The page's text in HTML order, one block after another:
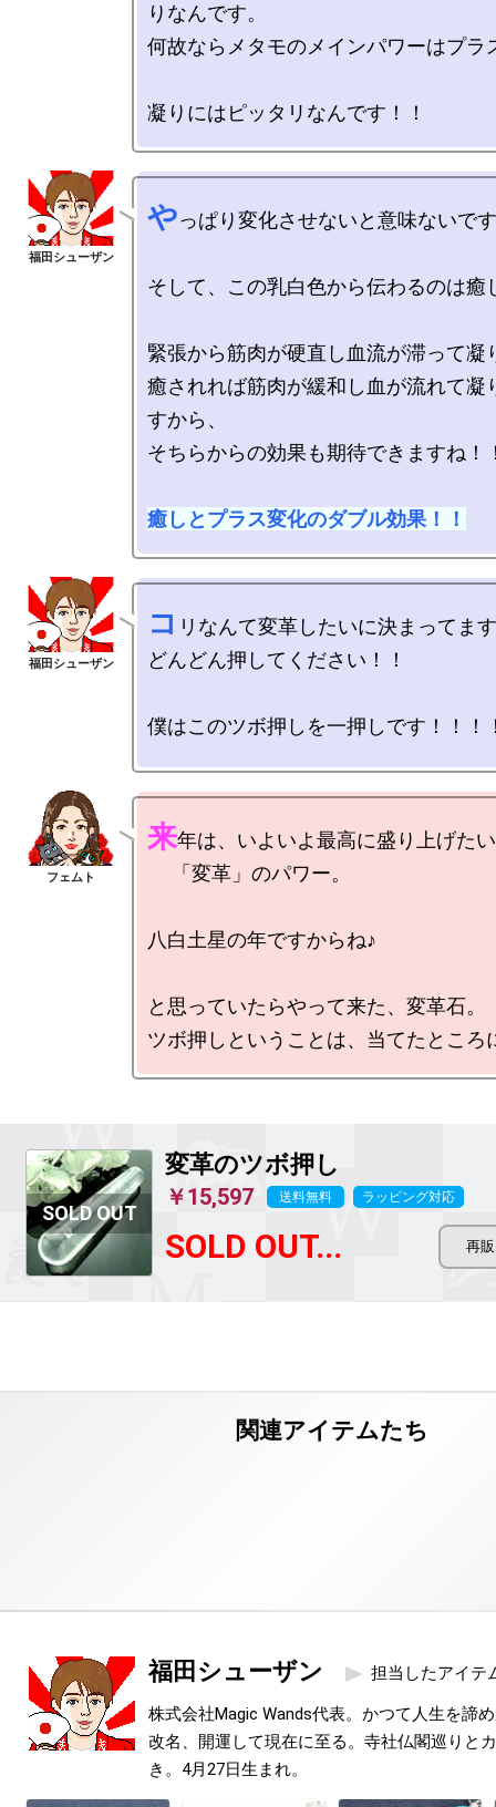
りなんです。
何故ならメタモのメインパワーはプラ
やっぱり変化させないと意味ないで
そして、この乳白色から伝わるのは癒
緊張から筋肉が硬直し血流が滞って凝
癒されれば筋肉が緩和し血が流れて凝
すから、
そちらからの効果も期待できますね！
癒しとプラス変化のダブル効果！！
コ リなんて変革したいに決まってま
どんどん押してください！！
僕はこのツボ押しを一押しです！！！
来年は、いよいよ最高に盛り上げた
「変革」のパワー。
八白土星の年ですからね♪
と思っていたらやって来た、変革石。
変革のツボ押し
￥15,597 送料無料 ラッピング対応
SOLD OUT...
福田シューザン 担当したアイテ
株式会社Magic Wands代表。かつて人生を諦
改名、開運して現在に至る。寺社仏閣巡りと
き。4月27日生まれ。